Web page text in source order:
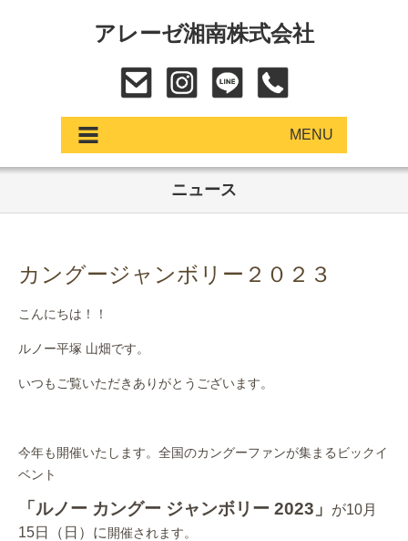
アレーゼ湘南株式会社
MENU
中古車
店舗アクセス
ニュース
カングージャンボリー２０２３
こんにちは！！
ルノー平塚 山畑です。
いつもご覧いただきありがとうございます。
今年も開催いたします。全国のカングーファンが集まるビックイ
ベント
「ルノー カングー ジャンボリー 2023」 が10月
15日（日）に 開催されます。